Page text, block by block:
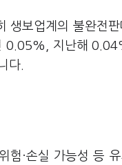
생보업계의 불완전
지난해
다.
험·손실 가능성 등